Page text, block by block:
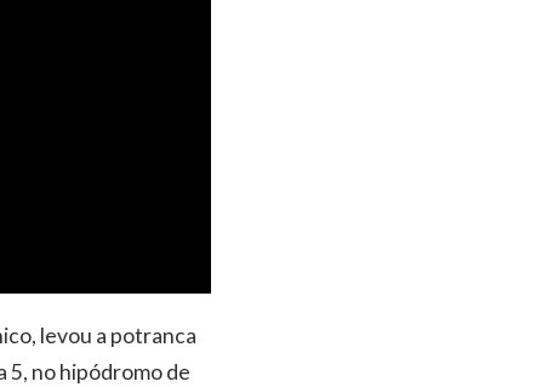
levou a potranca
5, no hipódromo de